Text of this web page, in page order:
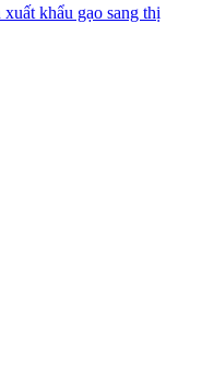
khẩu gạo sang thị